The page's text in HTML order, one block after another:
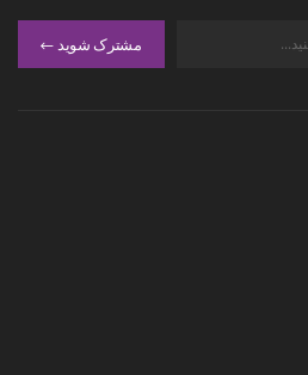
مشترک شوید